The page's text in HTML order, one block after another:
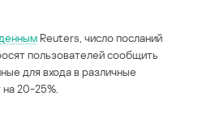
Reuters, число посланий
пользователей сообщить
для входа в различные
20-25%.